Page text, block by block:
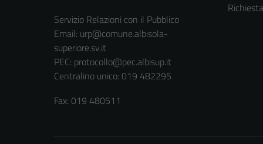
Servizio Relazioni con il Pubblico
Email: urp@comune.albisola-
superiore.sv.it
PEC: protocollo@pec.albisup.it
Centralino unico: 019 482295
Fax: 019 480511